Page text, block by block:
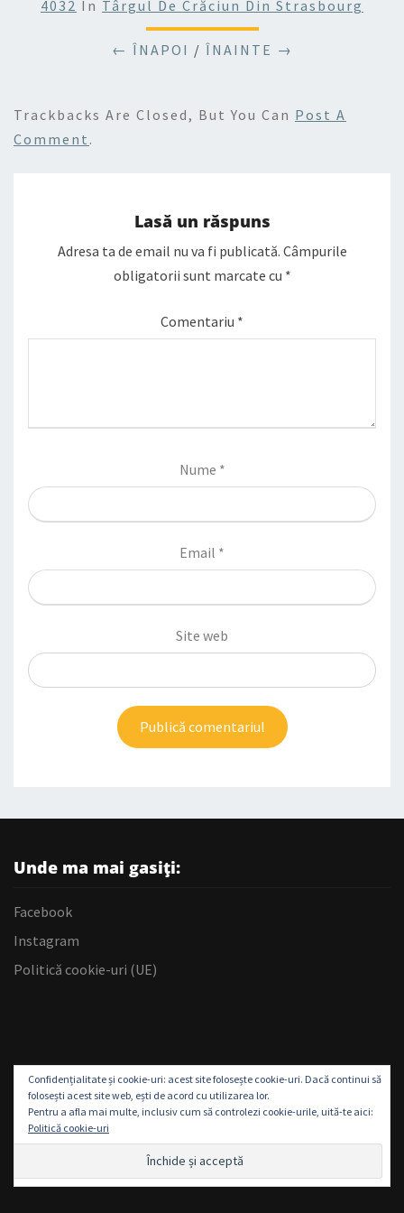
4032 In Târgul De Crăciun Din Strasbourg
← ÎNAPOI / ÎNAINTE →
Trackbacks Are Closed, But You Can Post A
Comment .
Lasă un răspuns
Adresa ta de email nu va fi publicată. Câmpurile
obligatorii sunt marcate cu *
Comentariu *
Nume *
Email *
Site web
Unde ma mai gasiți:
Facebook
Instagram
Politică cookie-uri (UE)
Confidențialitate și cookie-uri: acest site folosește cookie-uri. Dacă continui să
folosești acest site web, ești de acord cu utilizarea lor.
Pentru a afla mai multe, inclusiv cum să controlezi cookie-urile, uită-te aici:
Politică cookie-uri